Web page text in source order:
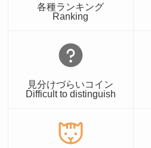
各種ランキング
Ranking
見分けづらいコイン
Difficult to distinguish